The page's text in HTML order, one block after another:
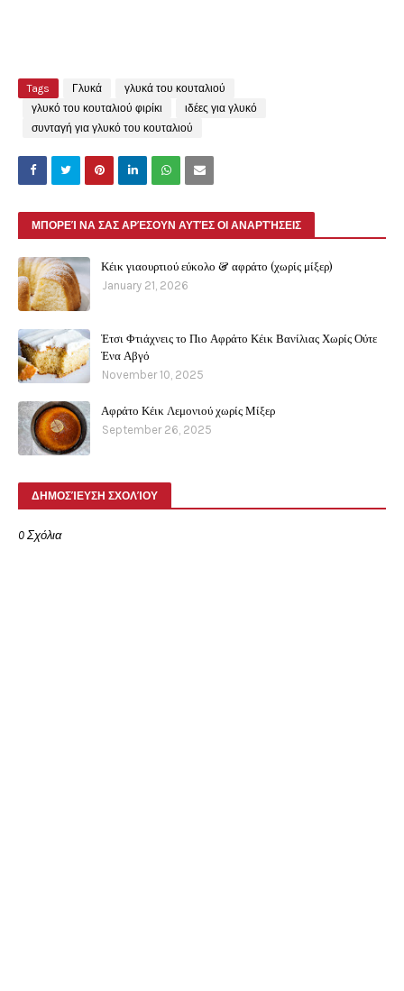
Tags Γλυκά
γλυκά του κουταλιού
γλυκό του κουταλιού φιρίκι
ιδέες για γλυκό
συνταγή για γλυκό του κουταλιού
ΜΠΟΡΕΊ ΝΑ ΣΑΣ ΑΡΈΣΟΥΝ ΑΥΤΈΣ ΟΙ ΑΝΑΡΤΉΣΕΙΣ
Κέικ γιαουρτιού εύκολο & αφράτο (χωρίς μίξερ)
January 21, 2026
Έτσι Φτιάχνεις το Πιο Αφράτο Κέικ Βανίλιας Χωρίς Ούτε
Ένα Αβγό
November 10, 2025
Αφράτο Κέικ Λεμονιού χωρίς Μίξερ
September 26, 2025
ΔΗΜΟΣΊΕΥΣΗ ΣΧΟΛΊΟΥ
0 Σχόλια